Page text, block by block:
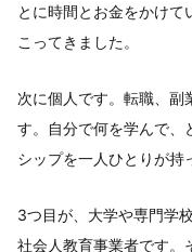
とに時間とお金をかけ
こってきました。
次に個人です。転職、副
す。自分で何を学んで、
シップを一人ひとりが持
3つ目が、大学や専門学
社会人教育事業者です。